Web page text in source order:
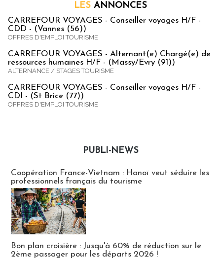
LES ANNONCES
CARREFOUR VOYAGES - Conseiller voyages H/F -
CDD - (Vannes (56))
OFFRES D'EMPLOI TOURISME
CARREFOUR VOYAGES - Alternant(e) Chargé(e) de
ressources humaines H/F - (Massy/Evry (91))
ALTERNANCE / STAGES TOURISME
CARREFOUR VOYAGES - Conseiller voyages H/F -
CDI - (St Brice (77))
OFFRES D'EMPLOI TOURISME
PUBLI-NEWS
Coopération France-Vietnam : Hanoï veut séduire les
professionnels français du tourisme
Bon plan croisière : Jusqu'à 60% de réduction sur le
2ème passager pour les départs 2026 !